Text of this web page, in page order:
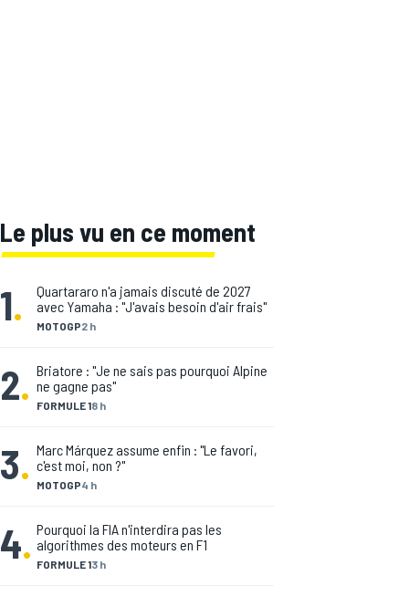
Le plus vu en ce moment
1. MOTOGP2 h
Quartararo n'a jamais discuté de 2027
avec Yamaha : "J'avais besoin d'air frais"
2. FORMULE 18 h
Briatore : "Je ne sais pas pourquoi Alpine
ne gagne pas"
3. MOTOGP4 h
Marc Márquez assume enfin : "Le favori,
c'est moi, non ?"
4. FORMULE 13 h
Pourquoi la FIA n'interdira pas les
algorithmes des moteurs en F1